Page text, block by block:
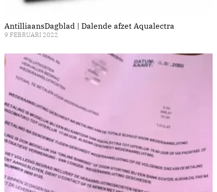
AntilliaansDagblad | Dalende afzet Aqualectra
9 FEBRUARI 2022